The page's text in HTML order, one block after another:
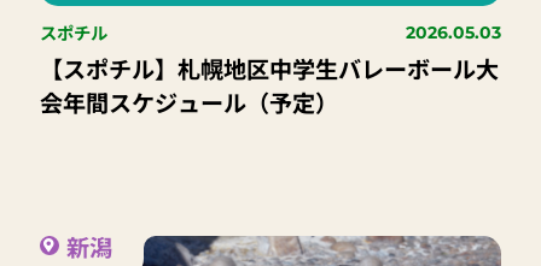
スポチル 2026.05.03
【スポチル】札幌地区中学生バレーボール大
会年間スケジュール（予定）
新潟